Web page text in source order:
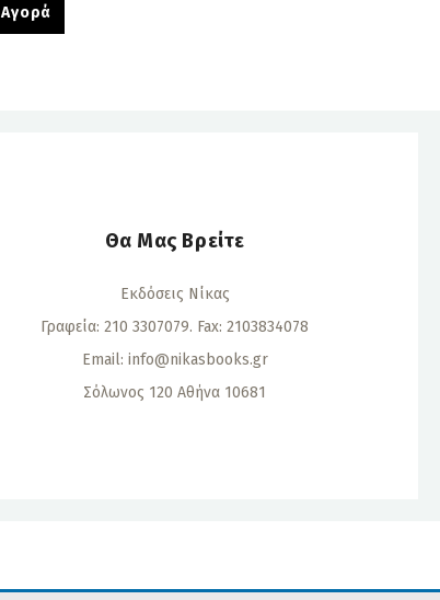
Αγορά
Θα Μας Βρείτε
Εκδόσεις Νίκας
Γραφεία: 210 3307079. Fax: 2103834078
Email: info@nikasbooks.gr
Σόλωνος 120 Αθήνα 10681